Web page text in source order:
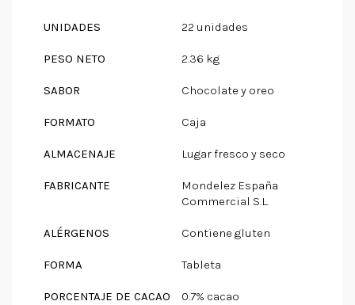
UNIDADES 22 unidades
PESO NETO 2.36 kg
SABOR Chocolate y oreo
FORMATO Caja
ALMACENAJE Lugar fresco y seco
FABRICANTE
Mondelez España
Commercial S.L.
ALÉRGENOS Contiene gluten
FORMA Tableta
PORCENTAJE DE CACAO 0.7% cacao